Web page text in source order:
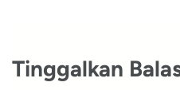
Tinggalkan